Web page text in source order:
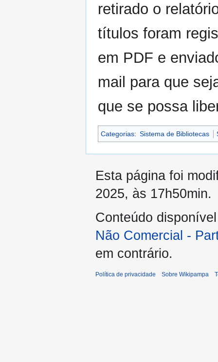
retirado o
títulos foram
em PDF e
mail para que
que se possa
Categorias: Sistema de Bibliotecas
Esta página foi
2025, às 17h50min.
Conteúdo
Não Comercial -
em contrário.
Política de privacidade Sobre Wikipampa